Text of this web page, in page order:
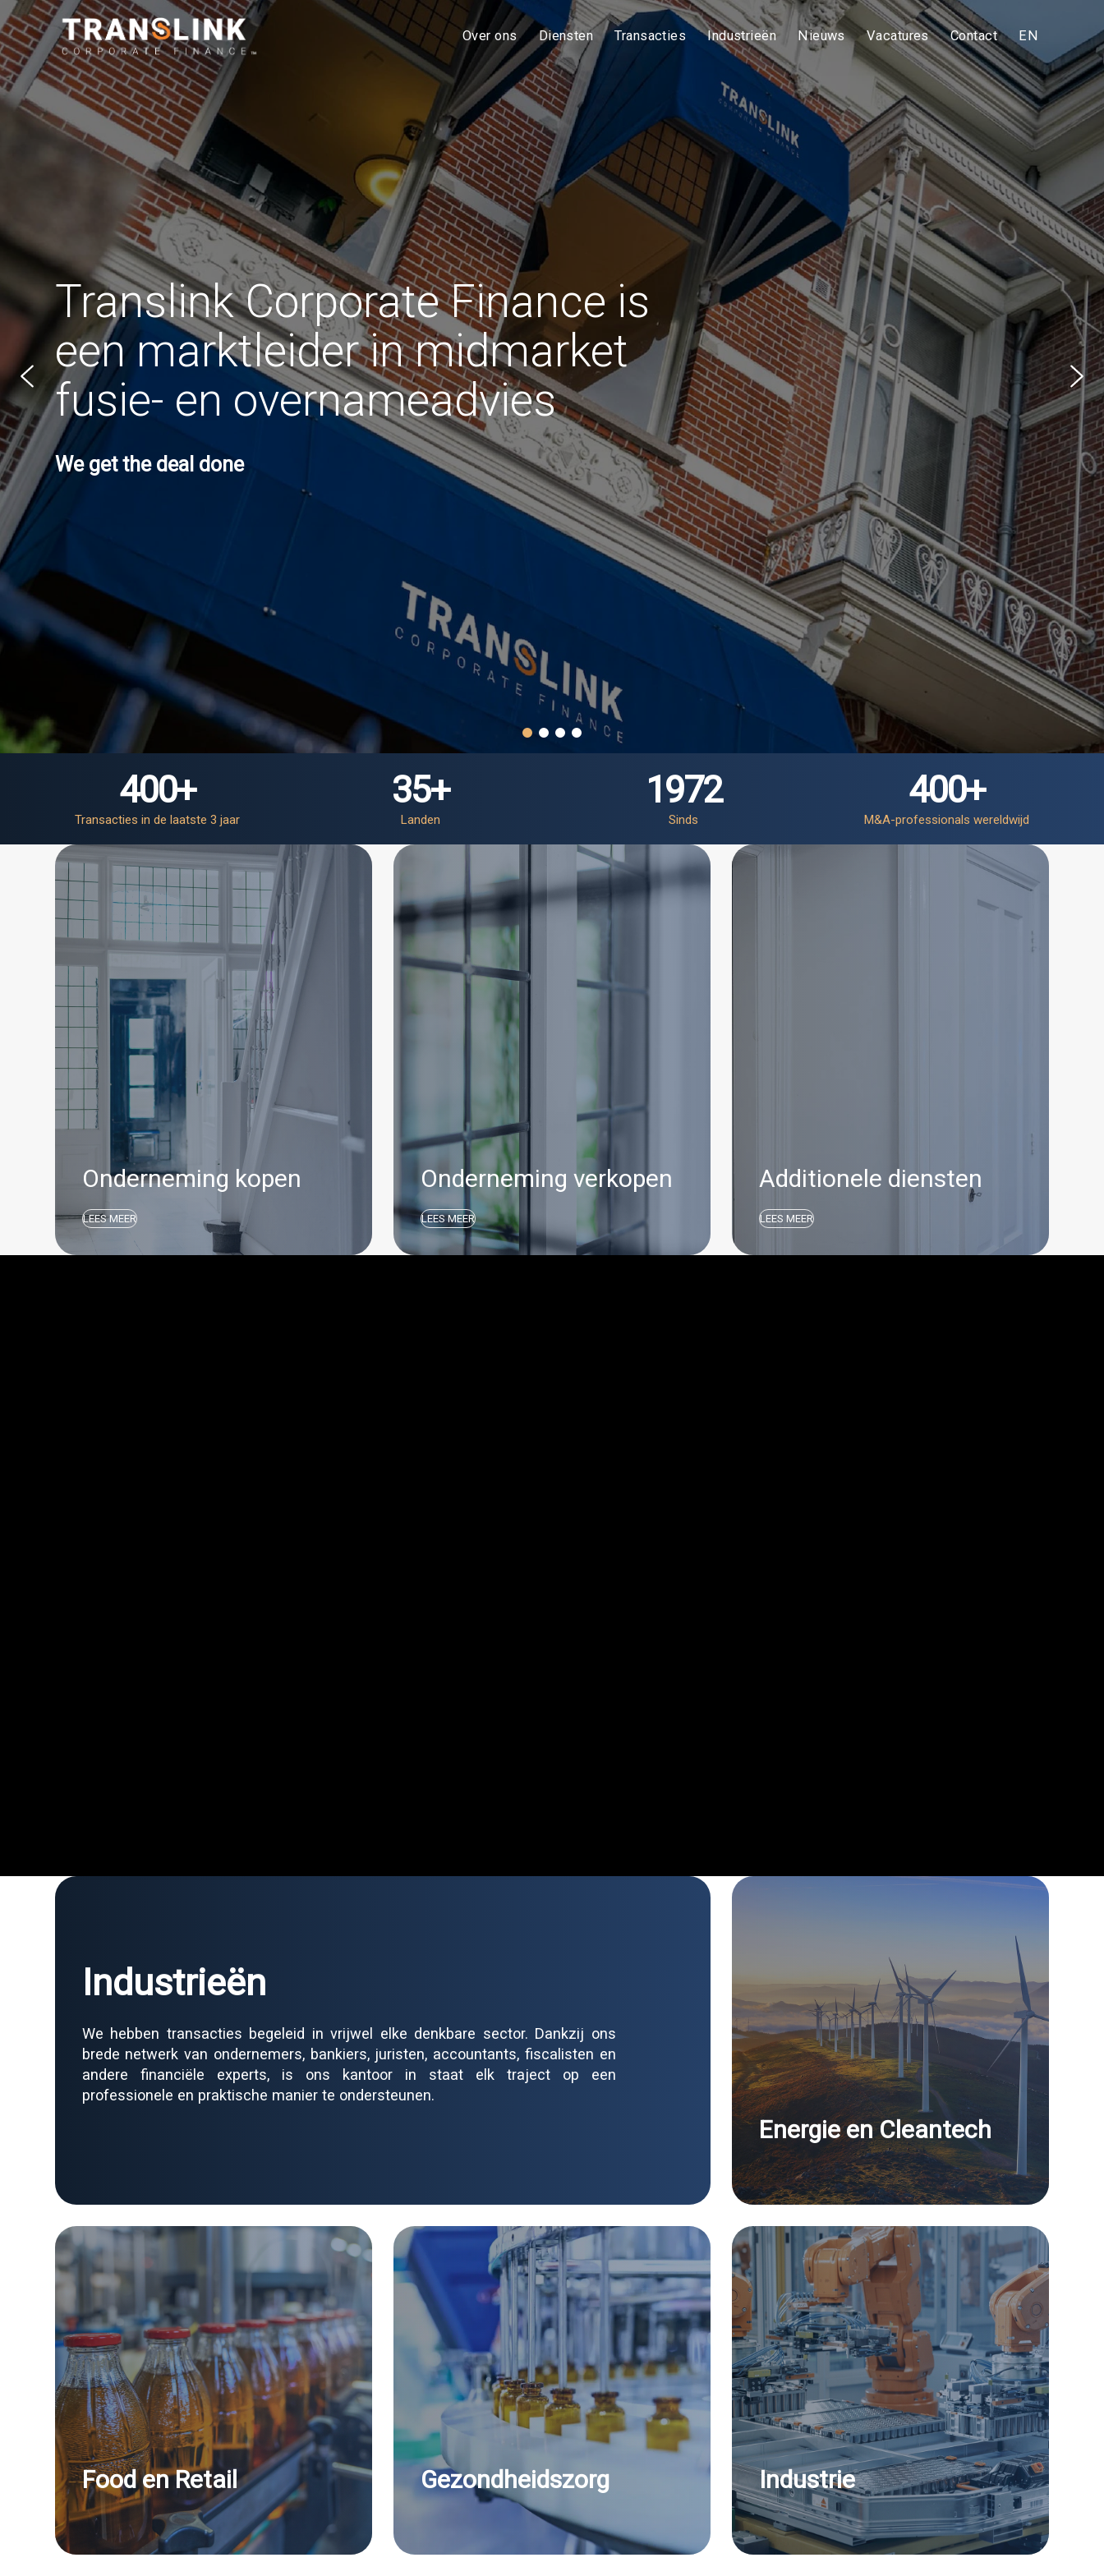
Over ons Diensten Transacties Industrieën Nieuws Vacatures Contact EN
Wij zijn een dynamische- en wereldwijde
organisatie, gespecialiseerd in fusies- en
overnameadvies met een (inter)nationaal
karakter
We get the deal done
400+
Transacties in de laatste 3 jaar
35+
Landen
1972
Sinds
400+
M&A-professionals wereldwijd
Onderneming kopen
LEES MEER
Onderneming verkopen
LEES MEER
Additionele diensten
LEES MEER
Industrieën
We hebben transacties begeleid in vrijwel elke denkbare sector. Dankzij ons
brede netwerk van ondernemers, bankiers, juristen, accountants, fiscalisten en
andere financiële experts, is ons kantoor in staat elk traject op een
professionele en praktische manier te ondersteunen.
Energie en Cleantech
Food en Retail Gezondheidszorg Industrie